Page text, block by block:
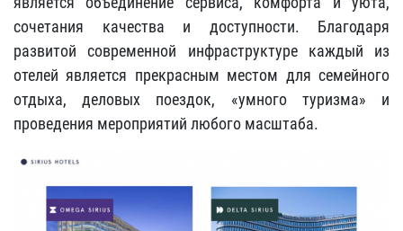
сочетания качества и доступности. Благодаря
развитой современной инфраструктуре каждый из
отелей является прекрасным местом для семейного
отдыха, деловых поездок, «умного туризма» и
проведения мероприятий любого масштаба.